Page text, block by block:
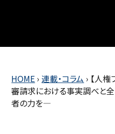
HOME › 連載・コラム › 【人
審請求における事実調べと
者の力を―